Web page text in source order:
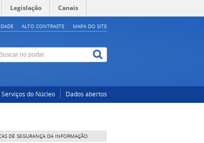
Legislação Canais
ALTO CONTRASTE MAPA DO SITE
Serviços do Núcleo Dados abertos
DE SEGURANÇA DA INFORMAÇÃO